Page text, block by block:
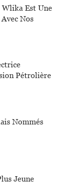
Wlika Est Une
Nos
Pétrolière
Nommés
Jeune